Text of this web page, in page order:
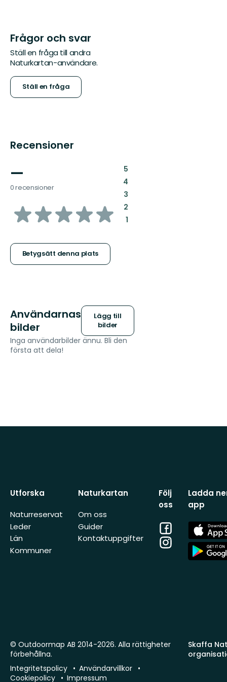
Frågor och svar
Ställ en fråga till andra
Naturkartan-användare.
Ställ en fråga
Recensioner
—
0 recensioner
av
stjärnor
Betygsätt denna plats
5:
4:
3:
2:
1:
Användarnas
bilder
Lägg till
bilder
Inga användarbilder ännu. Bli den
första att dela!
Utforska
Naturreservat
Leder
Län
Kommuner
Naturkartan
Om oss
Guider
Kontaktuppgifter
Följ
oss
Facebook
Instagram
Ladda
app
App
Store
App
Store
Skaffa
© Outdoormap AB 2014-2026. Alla rättigheter
förbehållna.
Integritetspolicy
Användarvillkor
Cookiepolicy
Impressum